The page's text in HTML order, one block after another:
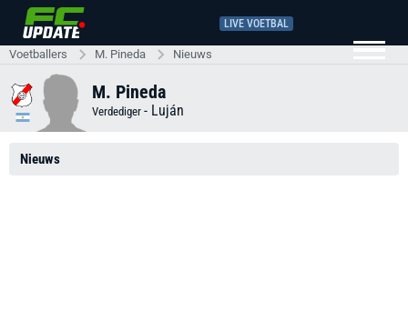
LIVE VOETBAL
Voetballers M. Pineda Nieuws
M. Pineda
Verdediger - Luján
Nieuws